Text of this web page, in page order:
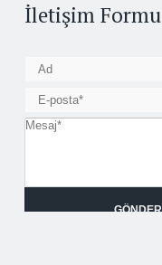
İletişim Formu